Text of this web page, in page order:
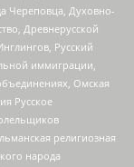
Череповца, Духовно-
Древнерусской
Русский
иммиграции,
Омская
Русское
религиозная
народа